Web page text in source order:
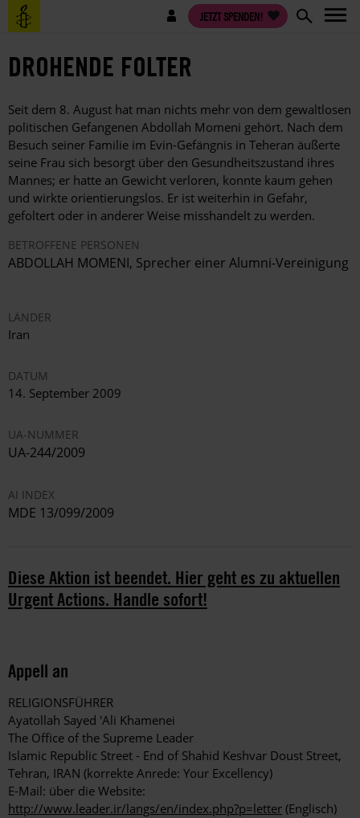
Direkt
zum
Benutzermenü JETZT SPENDEN!
DROHENDE FOLTER
Seit dem 8. August hat man nichts mehr von dem gewaltlosen
politischen Gefangenen Abdollah Momeni gehört. Nach dem
Besuch seiner Familie im Evin-Gefängnis in Teheran äußerte
seine Frau sich besorgt über den Gesundheitszustand ihres
Mannes; er hatte an Gewicht verloren, konnte kaum gehen
und wirkte orientierungslos. Er ist weiterhin in Gefahr,
gefoltert oder in anderer Weise misshandelt zu werden.
BETROFFENE PERSONEN
ABDOLLAH MOMENI, Sprecher einer Alumni-Vereinigung
LÄNDER
Iran
DATUM
14. September 2009
UA-NUMMER
UA-244/2009
AI INDEX
MDE 13/099/2009
Diese Aktion ist beendet. Hier geht es zu aktuellen
Urgent Actions. Handle sofort!
Appell an
RELIGIONSFÜHRER
Ayatollah Sayed 'Ali Khamenei
The Office of the Supreme Leader
Islamic Republic Street - End of Shahid Keshvar Doust Street,
Tehran, IRAN (korrekte Anrede: Your Excellency)
E-Mail: über die Website:
http://www.leader.ir/langs/en/index.php?p=letter (Englisch)